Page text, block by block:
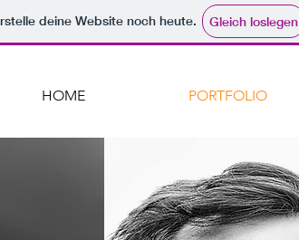
deine Website noch heute. Gleich loslegen
HOME PORTFOLIO